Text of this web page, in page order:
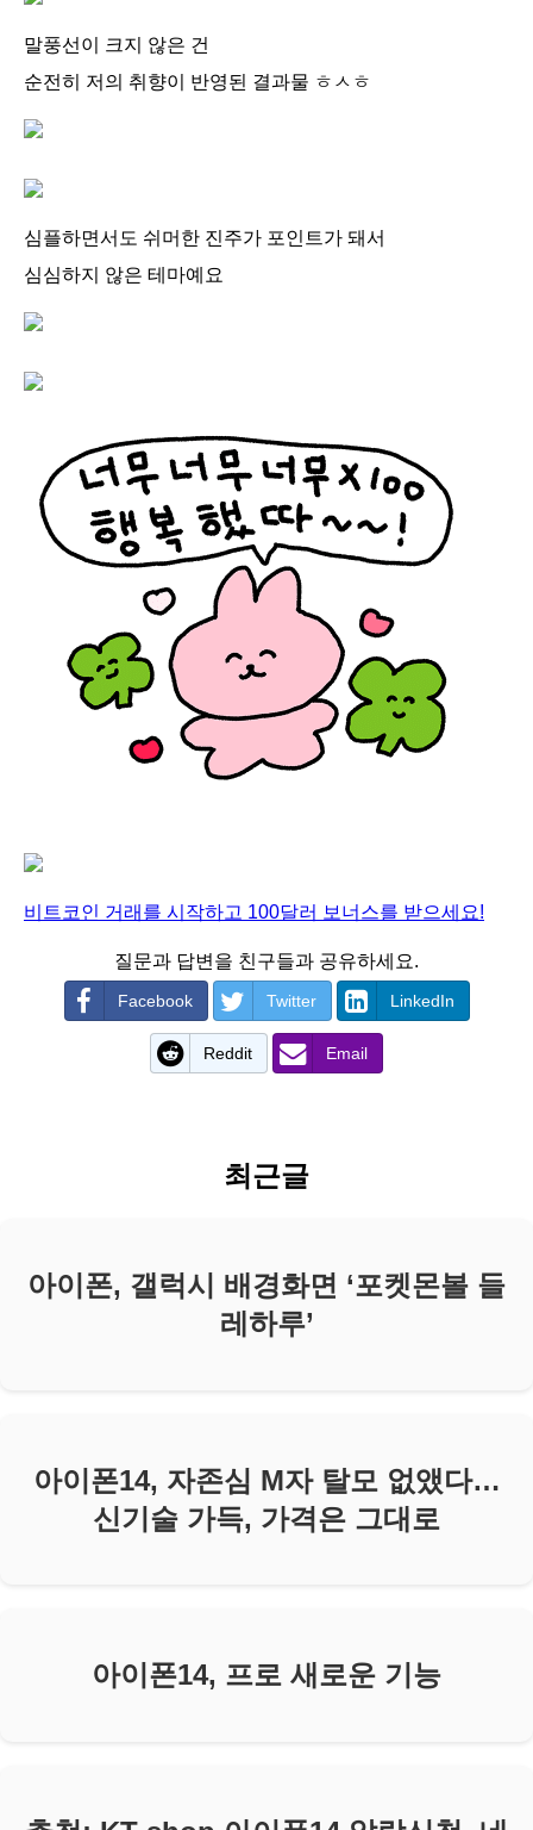
말풍선이 크지 않은 건
순전히 저의 취향이 반영된 결과물 ㅎㅅㅎ
심플하면서도 쉬머한 진주가 포인트가 돼서
심심하지 않은 테마예요
비트코인 거래를 시작하고 100달러 보너스를 받으세요!
질문과 답변을 친구들과 공유하세요.
Facebook Twitter LinkedIn
Reddit Email
최근글
아이폰, 갤럭시 배경화면 ‘포켓몬볼 들
레하루’
아이폰14, 자존심 M자 탈모 없앴다…
신기술 가득, 가격은 그대로
아이폰14, 프로 새로운 기능